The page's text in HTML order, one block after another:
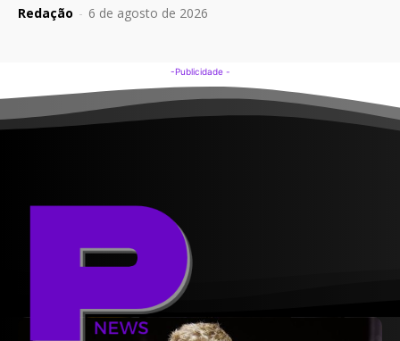
Redação - 6 de agosto de 2026
-Publicidade -